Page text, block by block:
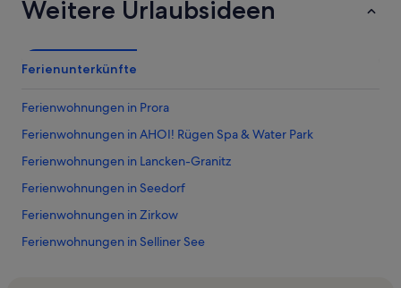
Weitere Urlaubsideen
Ferienunterkünfte
Ferienwohnungen in Prora
Ferienwohnungen in AHOI! Rügen Spa & Water Park
Ferienwohnungen in Lancken-Granitz
Ferienwohnungen in Seedorf
Ferienwohnungen in Zirkow
Ferienwohnungen in Selliner See